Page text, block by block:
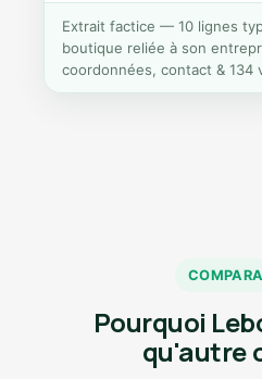
Extrait factice — 10 lignes
boutique reliée à son
coordonnées, contact & 134
Pourquoi
qu'autre